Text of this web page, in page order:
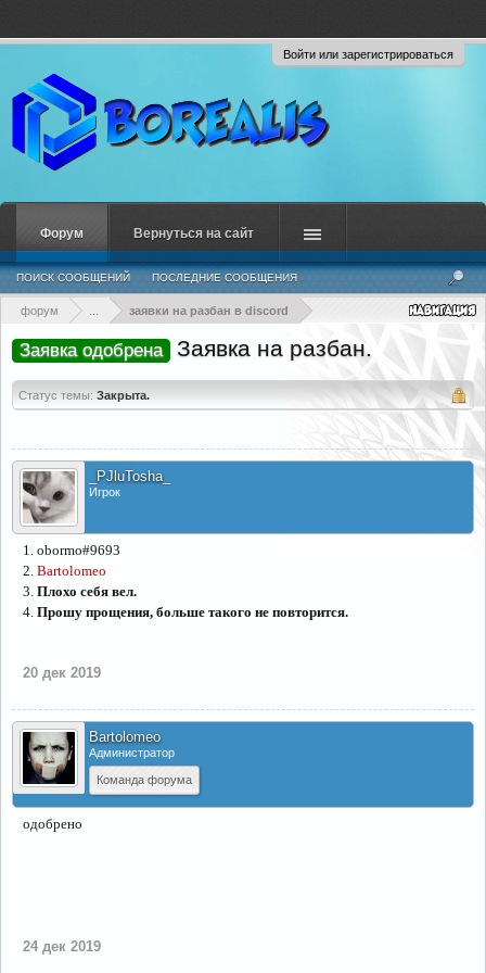
Войти или зарегистрироваться
форум заявки на разбан в discord
Заявка одобрена Заявка на разбан.
Статус темы: Закрыта.
_PJluTosha_
Игрок
1. obormo#9693
2. Bartolomeo
3. Плохо себя вел.
4. Прошу прощения, больше такого не повторится.
20 дек 2019
Bartolomeo
Администратор
Команда форума
одобрено
24 дек 2019
Форум
ПОИСК СООБЩЕНИЙ ПОСЛЕДНИЕ СООБЩЕНИЯ
Вернуться на сайт